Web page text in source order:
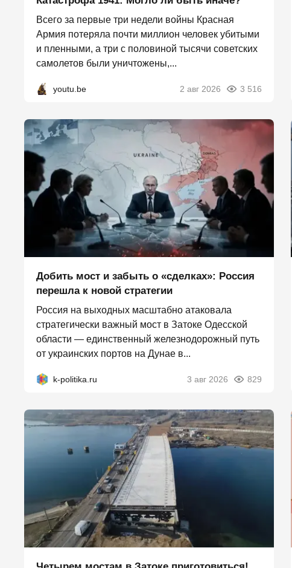
Всего за первые три недели войны Красная
Армия потеряла почти миллион человек убитыми
и пленными, а три с половиной тысячи советских
самолетов были уничтожены,...
youtu.be 2 авг 2026 3 516
Добить мост и забыть о «сделках»: Россия
перешла к новой стратегии
Россия на выходных масштабно атаковала
стратегически важный мост в Затоке Одесской
области — единственный железнодорожный путь
от украинских портов на Дунае в...
k-politika.ru 3 авг 2026 829